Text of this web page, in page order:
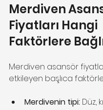
Merdiven
Fiyatları Hangi
Faktörlere
Merdiven asansör
etkileyen başlıca
Merdivenin tipi: Düz,